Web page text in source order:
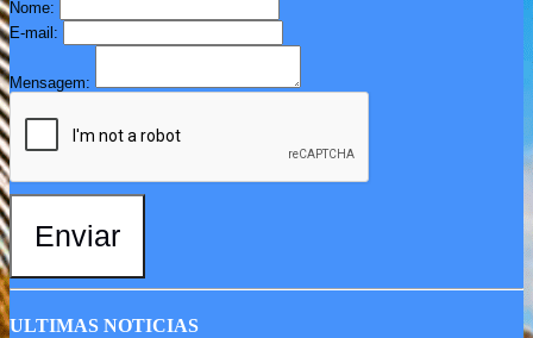
Nome:
E-mail:
Mensagem:
Enviar
ULTIMAS NOTICIAS